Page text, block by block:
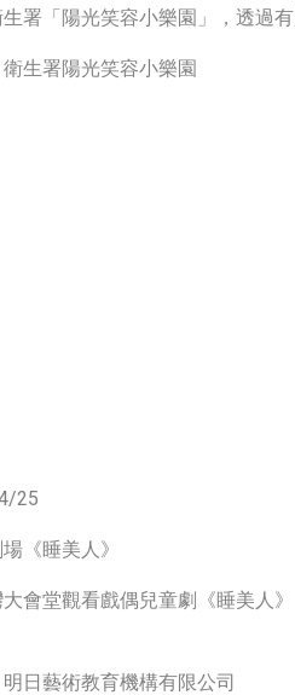
署「陽光笑容小樂園」，透過
衛生署陽光笑容小樂園
25
《睡美人》
會堂觀看戲偶兒童劇《睡美人
明日藝術教育機構有限公司